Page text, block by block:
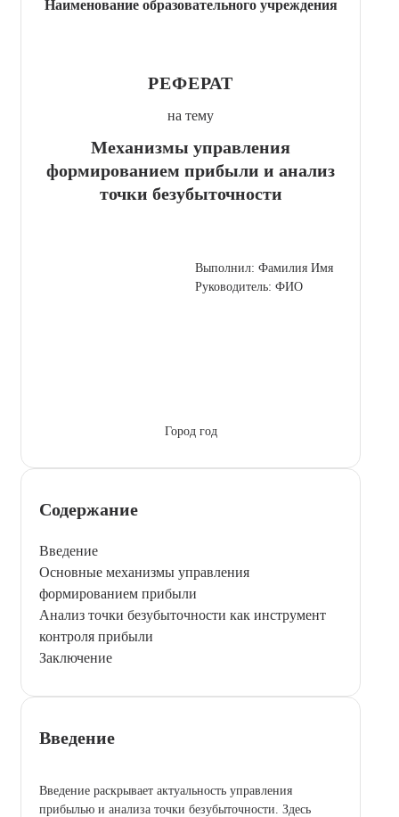
Наименование образовательного учреждения
РЕФЕРАТ
на тему
Механизмы управления
формированием прибыли и анализ
точки безубыточности
Выполнил: Фамилия Имя
Руководитель: ФИО
Город год
Содержание
Введение
Основные механизмы управления
формированием прибыли
Анализ точки безубыточности как инструмент
контроля прибыли
Заключение
Введение
Введение раскрывает актуальность управления
прибылью и анализа точки безубыточности. Здесь